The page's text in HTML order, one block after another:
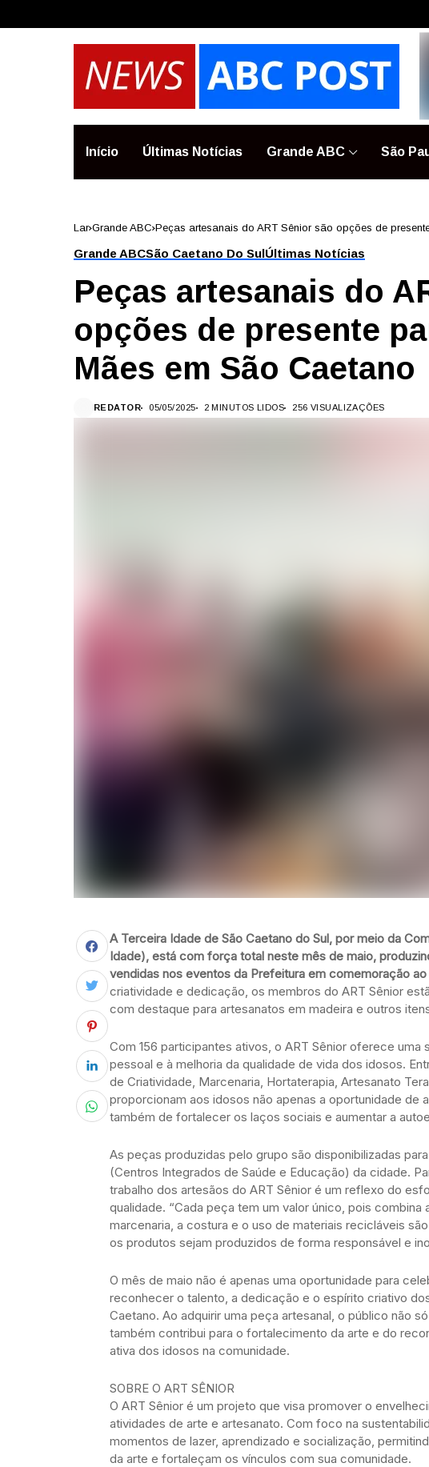
Início Últimas Notícias Grande ABC São
Lar Grande ABC Peças artesanais do ART Sênior são opções de
Grande ABCSão Caetano Do SulÚltimas Notícias
Peças artesanais do
opções de presente
Mães em São Caetano
REDATOR 05/05/2025 2 MINUTOS LIDOS 256 VISUALIZAÇÕES
A Terceira Idade de São Caetano do Sul, por meio da
Idade), está com força total neste mês de maio,
vendidas nos eventos da Prefeitura em comemoração
criatividade e dedicação, os membros do ART Sênior
com destaque para artesanatos em madeira e outros
Com 156 participantes ativos, o ART Sênior oferece
pessoal e à melhoria da qualidade de vida dos idosos.
de Criatividade, Marcenaria, Hortaterapia, Artesanato
proporcionam aos idosos não apenas a oportunidade de
também de fortalecer os laços sociais e aumentar a
As peças produzidas pelo grupo são disponibilizadas
(Centros Integrados de Saúde e Educação) da cidade.
trabalho dos artesãos do ART Sênior é um reflexo do
qualidade. “Cada peça tem um valor único, pois combina
marcenaria, a costura e o uso de materiais recicláveis
os produtos sejam produzidos de forma responsável e
O mês de maio não é apenas uma oportunidade para
reconhecer o talento, a dedicação e o espírito criativo
Caetano. Ao adquirir uma peça artesanal, o público não
também contribui para o fortalecimento da arte e do
ativa dos idosos na comunidade.
SOBRE O ART SÊNIOR
O ART Sênior é um projeto que visa promover o
atividades de arte e artesanato. Com foco na
momentos de lazer, aprendizado e socialização,
da arte e fortaleçam os vínculos com sua comunidade.